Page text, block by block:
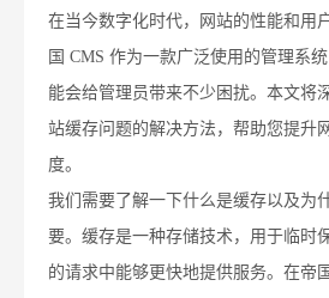
在当今数字化时代，网站的性能和用
国 CMS 作为一款广泛使用的管理系
能会给管理员带来不少困扰。本文将
站缓存问题的解决方法，帮助您提升
度。
我们需要了解一下什么是缓存以及为
要。缓存是一种存储技术，用于临时
的请求中能够更快地提供服务。在帝